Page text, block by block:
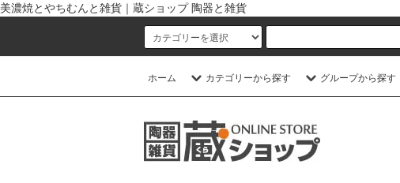
美濃焼とやちむんと雑貨｜蔵ショップ 陶器と雑貨
ホーム カテゴリーから探す グループから探す